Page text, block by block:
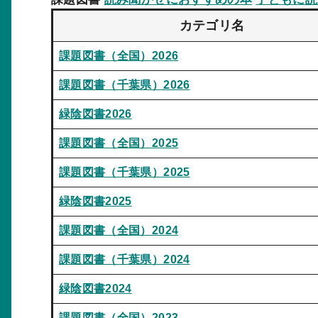
カテゴリ名
課題図書（全国）2026
課題図書（千葉県）2026
緑陰図書2026
課題図書（全国）2025
課題図書（千葉県）2025
緑陰図書2025
課題図書（全国）2024
課題図書（千葉県）2024
緑陰図書2024